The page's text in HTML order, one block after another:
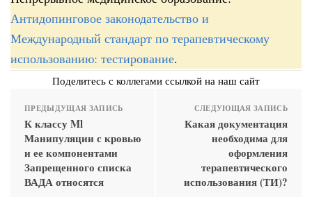
Антидопинговое законодательство и
Международный стандарт по терапевтическому
использованию: тестирование.
Поделитесь с коллегами ссылкой на наш сайт
ПРЕДЫДУЩАЯ ЗАПИСЬ
К классу Ml
Манипуляции с кровью
и ее компонентами
Запрещенного списка
ВАДА относятся
СЛЕДУЮЩАЯ ЗАПИСЬ
Какая документация
необходима для
оформления
терапевтического
использования (ТИ)?